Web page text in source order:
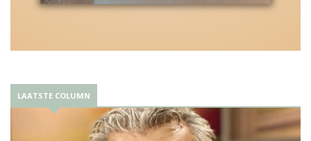
LAATSTE COLUMN